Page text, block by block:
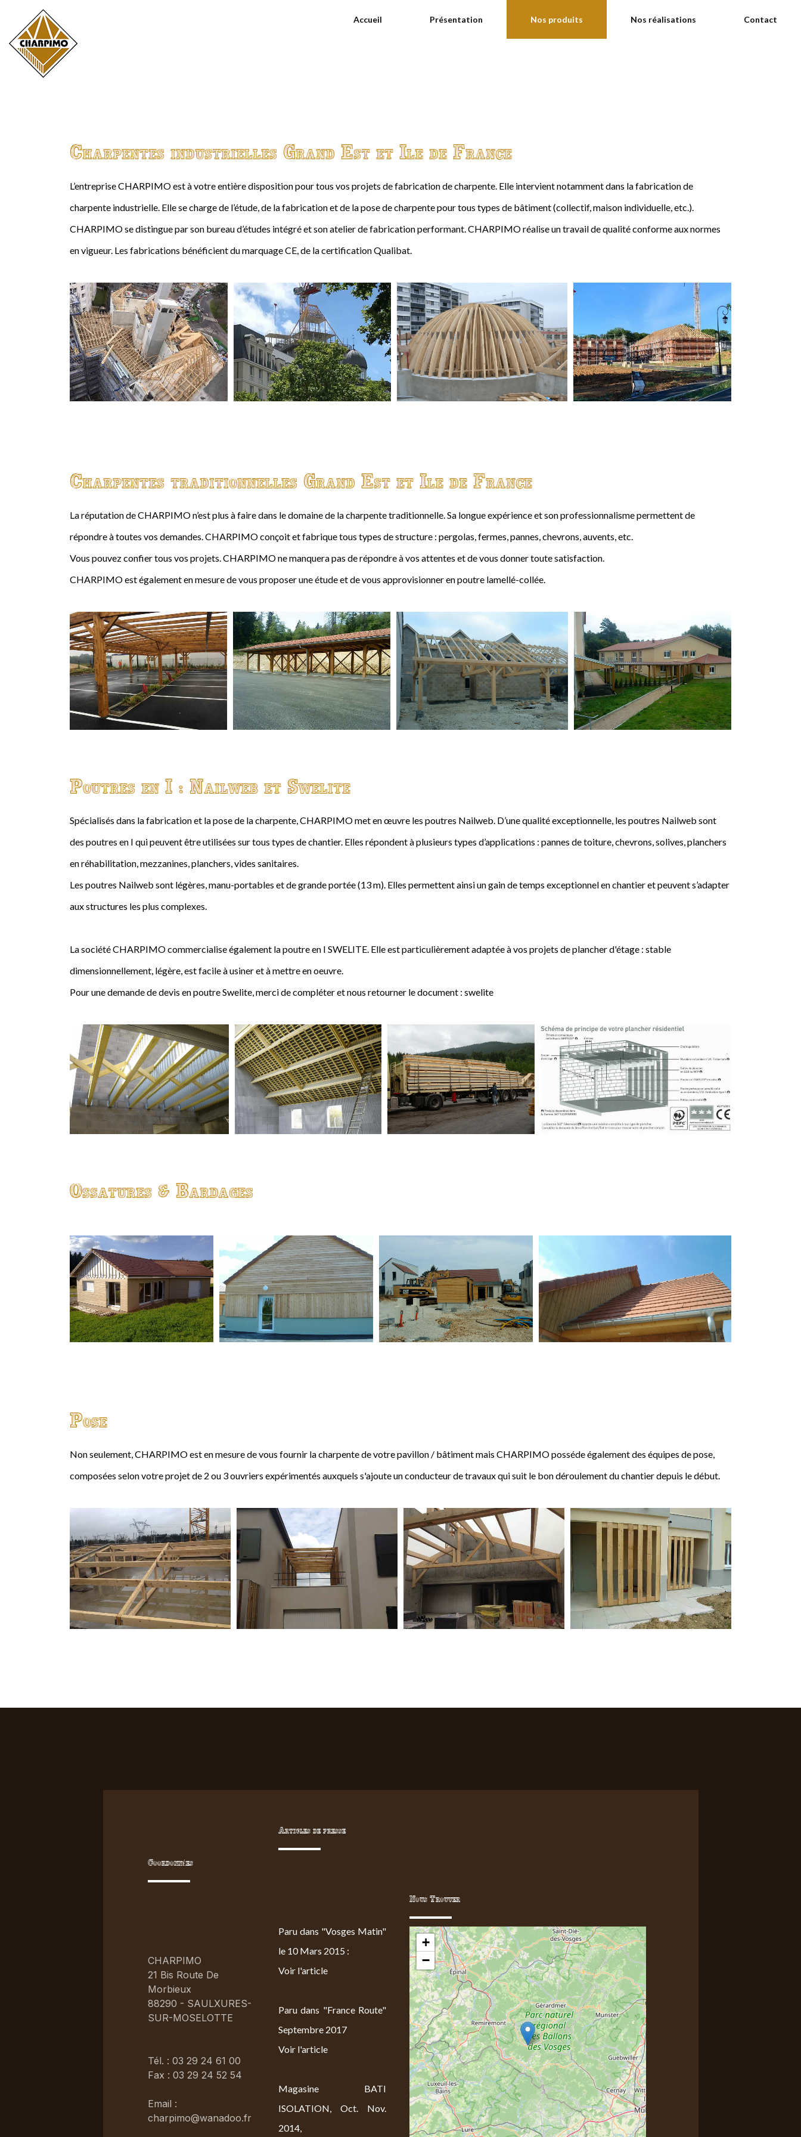
Accueil Présentation Nos produits Nos réalisations Contact
Charpentes industrielles Grand Est et Ile de France
L’entreprise CHARPIMO est à votre entière disposition pour tous vos projets de fabrication de charpente. Elle intervient notamment dans la fabrication de
charpente industrielle. Elle se charge de l’étude, de la fabrication et de la pose de charpente pour tous types de bâtiment (collectif, maison individuelle, etc.).
CHARPIMO se distingue par son bureau d’études intégré et son atelier de fabrication performant. CHARPIMO réalise un travail de qualité conforme aux normes
en vigueur. Les fabrications bénéficient du marquage CE, de la certification Qualibat.
Charpentes traditionnelles Grand Est et Ile de France
La réputation de CHARPIMO n’est plus à faire dans le domaine de la charpente traditionnelle. Sa longue expérience et son professionnalisme permettent de
répondre à toutes vos demandes. CHARPIMO conçoit et fabrique tous types de structure : pergolas, fermes, pannes, chevrons, auvents, etc.
Vous pouvez confier tous vos projets. CHARPIMO ne manquera pas de répondre à vos attentes et de vous donner toute satisfaction.
CHARPIMO est également en mesure de vous proposer une étude et de vous approvisionner en poutre lamellé-collée.
Poutres en I : Nailweb et Swelite
Spécialisés dans la fabrication et la pose de la charpente, CHARPIMO met en œuvre les poutres Nailweb. D’une qualité exceptionnelle, les poutres Nailweb sont
des poutres en I qui peuvent être utilisées sur tous types de chantier. Elles répondent à plusieurs types d’applications : pannes de toiture, chevrons, solives, planchers
en réhabilitation, mezzanines, planchers, vides sanitaires.
Les poutres Nailweb sont légères, manu-portables et de grande portée (13 m). Elles permettent ainsi un gain de temps exceptionnel en chantier et peuvent s’adapter
aux structures les plus complexes.
La société CHARPIMO commercialise également la poutre en I SWELITE. Elle est particulièrement adaptée à vos projets de plancher d'étage : stable
dimensionnellement, légère, est facile à usiner et à mettre en oeuvre.
Pour une demande de devis en poutre Swelite, merci de compléter et nous retourner le document : swelite
Ossatures & Bardages
Pose
Non seulement, CHARPIMO est en mesure de vous fournir la charpente de votre pavillon / bâtiment mais CHARPIMO posséde également des équipes de pose,
composées selon votre projet de 2 ou 3 ouvriers expérimentés auxquels s'ajoute un conducteur de travaux qui suit le bon déroulement du chantier depuis le début.
Coordonnées
CHARPIMO
21 Bis Route De
Morbieux
88290 - SAULXURES-
SUR-MOSELOTTE
Tél. : 03 29 24 61 00
Fax : 03 29 24 52 54
Email :
charpimo@wanadoo.fr
Articles de presse
Paru dans "Vosges Matin"
le 10 Mars 2015 :
Voir l'article
Paru dans "France Route"
Septembre 2017
Voir l'article
Magasine BATI
ISOLATION, Oct. Nov.
2014,
Nous Trouver
+
−